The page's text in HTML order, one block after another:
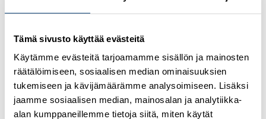
Tämä sivusto käyttää evästeitä
Käytämme evästeitä tarjoamamme sisällön ja mainosten
räätälöimiseen, sosiaalisen median ominaisuuksien
tukemiseen ja kävijämäärämme analysoimiseen. Lisäksi
jaamme sosiaalisen median, mainosalan ja analytiikka-
alan kumppaneillemme tietoja siitä, miten käytät
Zoom